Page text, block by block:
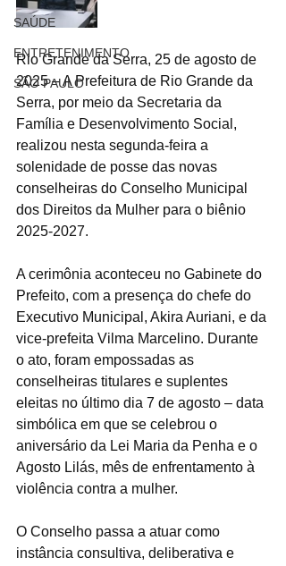
SAÚDE
ENTRETENIMENTO
SÃO PAULO
Rio Grande da Serra, 25 de agosto de
2025 – A Prefeitura de Rio Grande da
Serra, por meio da Secretaria da
Família e Desenvolvimento Social,
realizou nesta segunda-feira a
solenidade de posse das novas
conselheiras do Conselho Municipal
dos Direitos da Mulher para o biênio
2025-2027.
A cerimônia aconteceu no Gabinete do
Prefeito, com a presença do chefe do
Executivo Municipal, Akira Auriani, e da
vice-prefeita Vilma Marcelino. Durante
o ato, foram empossadas as
conselheiras titulares e suplentes
eleitas no último dia 7 de agosto – data
simbólica em que se celebrou o
aniversário da Lei Maria da Penha e o
Agosto Lilás, mês de enfrentamento à
violência contra a mulher.
O Conselho passa a atuar como
instância consultiva, deliberativa e